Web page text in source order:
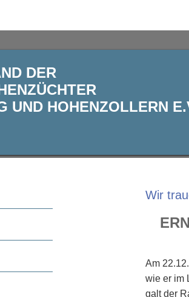
DER
UND HOHENZOLLERN
Wir
Am
wie er im
galt der